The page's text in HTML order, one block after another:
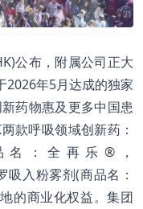
公布，附属公司正大
2026年5月达成的独家
药物惠及更多中国患
款呼吸领域创新药：
：全再乐®，
入粉雾剂(商品名：
的商业化权益。集团